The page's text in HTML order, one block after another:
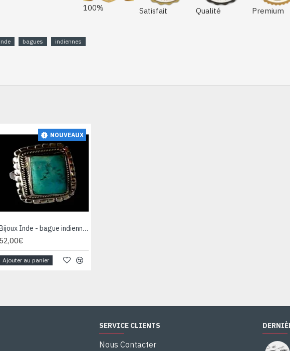
100% Satisfait Qualité Premium
inde bagues indiennes
NOUVEAUX
Bijoux Inde - bague indienne argent turquoise
52,00€
Ajouter au panier
SERVICE CLIENTS
Nous Contacter